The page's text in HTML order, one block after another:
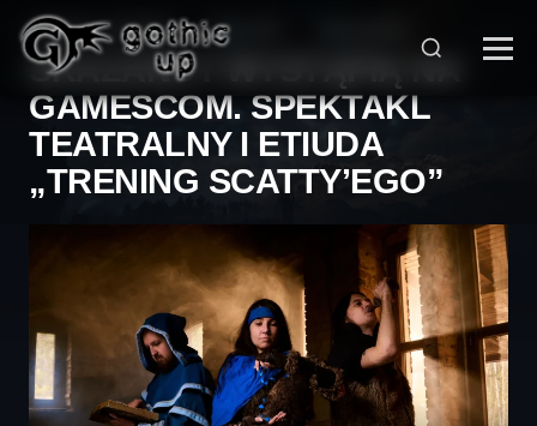
STRONA GŁÓWNA > FAN ART
SKAZAŃCY WYSTĄPIĄ NA
GAMESCOM. SPEKTAKL
TEATRALNY I ETIUDA
„TRENING SCATTY’EGO”